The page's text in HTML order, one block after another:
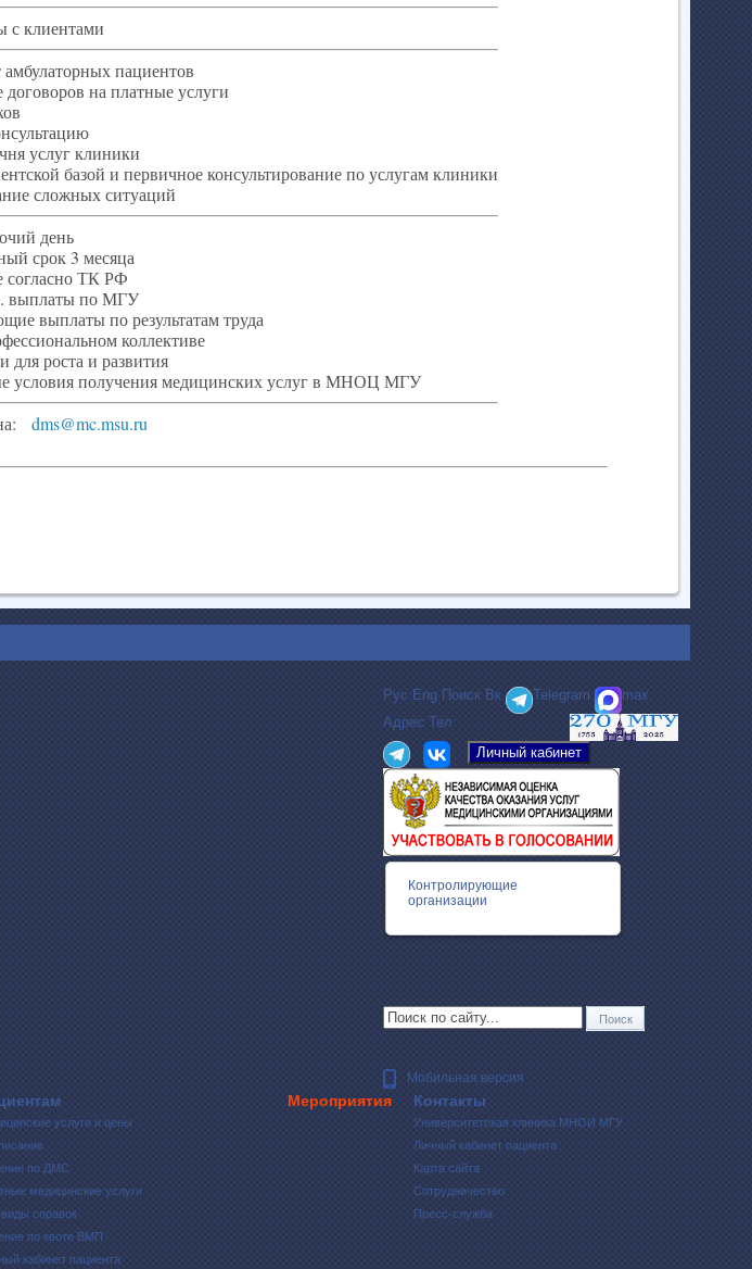
с клиентами
пациентов
на платные услуги
услуг клиники
базой и первичное консультирование по услугам клиники
сложных ситуаций
день
срок 3 месяца
ТК РФ
выплаты по МГУ
выплаты по результатам труда
коллективе
для роста и развития
условия получения медицинских услуг в МНОЦ МГУ
dms@mc.msu.ru
Рус Eng Поиск Вк Telegram
max
Адрес Тел
Контролирующие
организации
Мобильная версия
услуги и цены
по ДМС
медицинские услуги
справок
по квоте ВМП
кабинет пациента
Мероприятия Контакты
Университетская клиника МНОИ МГУ
Личный кабинет пациента
Карта сайта
Сотрудничество
Пресс-служба